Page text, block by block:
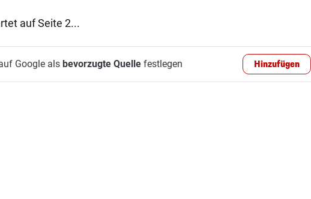
auf Seite 2...
Google als bevorzugte Quellefestlegen Hinzufügen